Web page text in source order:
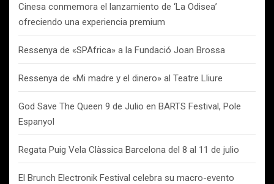
Cinesa conmemora el lanzamiento de ‘La Odisea’
ofreciendo una experiencia premium
Ressenya de «SPAfrica» a la Fundació Joan Brossa
Ressenya de «Mi madre y el dinero» al Teatre Lliure
God Save The Queen 9 de Julio en BARTS Festival, Pole
Espanyol
Regata Puig Vela Clàssica Barcelona del 8 al 11 de julio
El Brunch Electronik Festival celebra su macro-evento